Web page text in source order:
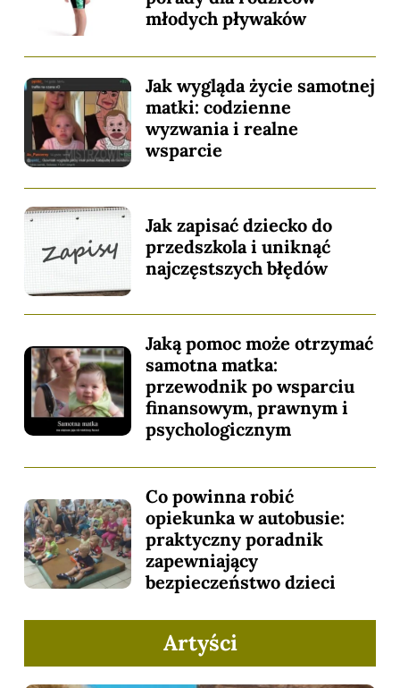
młodych pływaków
Jak wygląda życie samotnej
matki: codzienne
wyzwania i realne
wsparcie
Jak zapisać dziecko do
przedszkola i uniknąć
najczęstszych błędów
Jaką pomoc może otrzymać
samotna matka:
przewodnik po wsparciu
finansowym, prawnym i
psychologicznym
Co powinna robić
opiekunka w autobusie:
praktyczny poradnik
zapewniający
bezpieczeństwo dzieci
Artyści